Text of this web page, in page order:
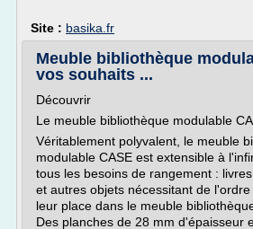
Site : basika.fr
Meuble bibliothèque
vos souhaits ...
Découvrir
Le meuble bibliothèque modulable
Véritablement polyvalent, le meuble
modulable CASE est extensible à
tous les besoins de rangement :
et autres objets nécessitant de
leur place dans le meuble
Des planches de 28 mm d'épaisseur